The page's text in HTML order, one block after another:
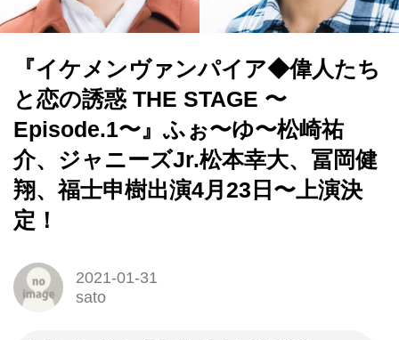
『イケメンヴァンパイア◆偉人たち
と恋の誘惑 THE STAGE 〜
Episode.1〜』ふぉ〜ゆ〜松崎祐
介、ジャニーズJr.松本幸大、冨岡健
翔、福士申樹出演4月23日〜上演決
定！
2021-01-31
sato